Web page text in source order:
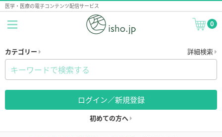
医学・医療の電子コンテンツ配信サービス
0
カテゴリー 詳細検索
ログイン／新規登録
初めての方へ